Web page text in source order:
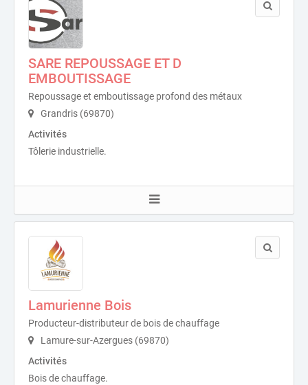
SARE REPOUSSAGE ET D
EMBOUTISSAGE
Repoussage et emboutissage profond des métaux
Grandris (69870)
Activités
Tôlerie industrielle.
Lamurienne Bois
Producteur-distributeur de bois de chauffage
Lamure-sur-Azergues (69870)
Activités
Bois de chauffage.